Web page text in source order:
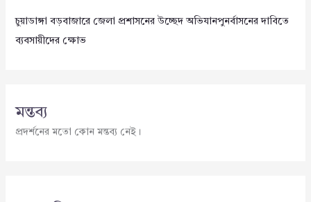
চুয়াডাঙ্গা বড়বাজারে জেলা প্রশাসনের উচ্ছেদ অভিযানপুনর্বাসনের দাবিতে
ব্যবসায়ীদের ক্ষোভ
মন্তব্য
প্রদর্শনের মতো কোন মন্তব্য নেই।